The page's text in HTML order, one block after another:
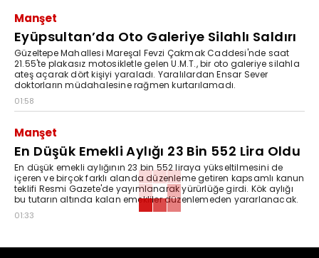
Manşet
Eyüpsultan’da Oto Galeriye Silahlı Saldırı
Güzeltepe Mahallesi Mareşal Fevzi Çakmak Caddesi'nde saat
21.55'te plakasız motosikletle gelen U.M.T., bir oto galeriye silahla
ateş açarak dört kişiyi yaraladı. Yaralılardan Ensar Sever
doktorların müdahalesine rağmen kurtarılamadı.
01:58
Manşet
En Düşük Emekli Aylığı 23 Bin 552 Lira Oldu
En düşük emekli aylığının 23 bin 552 liraya yükseltilmesini de
içeren ve birçok farklı alanda düzenleme getiren kapsamlı kanun
teklifi Resmi Gazete'de yayımlanarak yürürlüğe girdi. Kök aylığı
bu tutarın altında kalan emekliler düzenlemeden yararlanacak.
01:33